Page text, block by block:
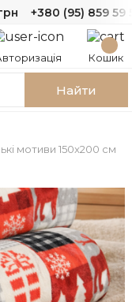
+380 (95) 859 59
Кошик
Найти
мотиви 150x200 см